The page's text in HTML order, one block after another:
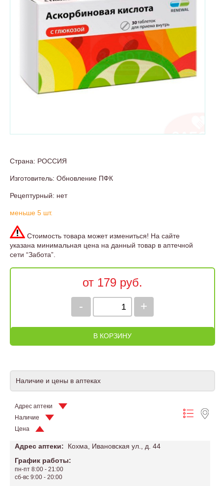
Страна: РОССИЯ
Изготовитель: Обновление ПФК
Рецептурный: нет
меньше 5 шт.
Стоимость товара может измениться! На сайте
указана минимальная цена на данный товар в аптечной
сети “Забота”.
от 179 руб.
+
-
В КОРЗИНУ
Наличие и цены в аптеках
Адрес аптеки
Наличие
Цена
Адрес аптеки:
Кохма, Ивановская ул., д. 44
График работы:
пн-пт 8:00 - 21:00
сб-вс 9:00 - 20:00